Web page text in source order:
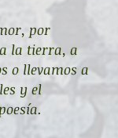
por
la tierra, a
o llevamos a
y el